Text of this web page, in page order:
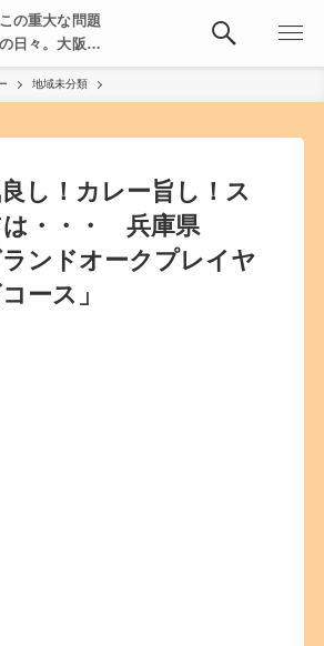
の重大な問題
日々。大阪・
した食べ歩
。
地域未分類
し！カレー旨し！ス
は・・・ 兵庫県
ランドオークプレイヤ
ース」